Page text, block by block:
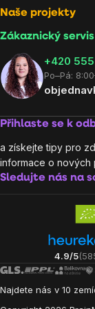
Naše projekty
Zákaznický servis
‭+420
Po–Pá:
Přihlaste se k
a získejte tipy pro
informace o nových
Sledujte nás na
4.9/5
Najdete nás v 10